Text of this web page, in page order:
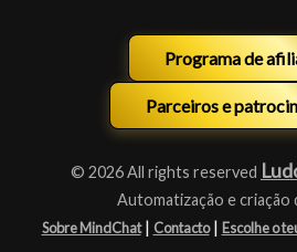
Programa de
Parceiros e
© 2026 All rights reserved
Automatização e criação
Sobre MindChat | Contacto | Escolhe o